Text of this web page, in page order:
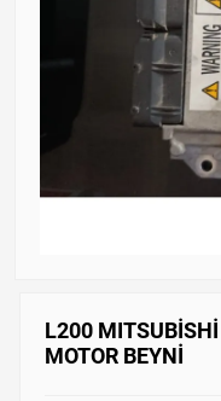
L200
MOTOR BEYNİ